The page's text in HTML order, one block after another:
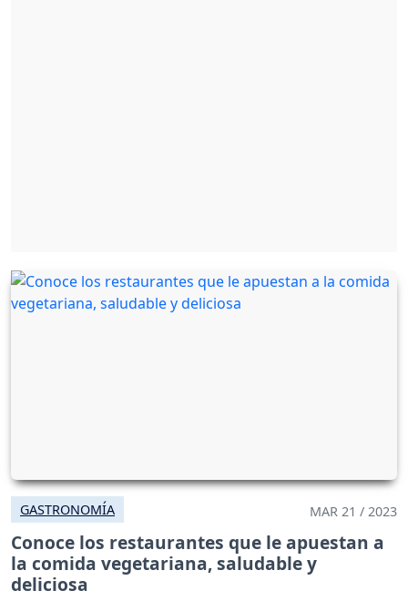
GASTRONOMÍA MAR 21 / 2023
Conoce los restaurantes que le apuestan a
la comida vegetariana, saludable y
deliciosa